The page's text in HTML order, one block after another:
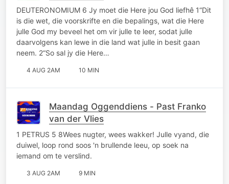
DEUTERONOMIUM 6 Jy moet die Here jou God liefhê 1“Dit
is die wet, die voorskrifte en die bepalings, wat die Here
julle God my beveel het om vir julle te leer, sodat julle
daarvolgens kan lewe in die land wat julle in besit gaan
neem. 2“So sal jy die Here…
4 AUG 2AM 10 MIN
Maandag Oggenddiens - Past Franko
van der Vlies
1 PETRUS 5 8Wees nugter, wees wakker! Julle vyand, die
duiwel, loop rond soos 'n brullende leeu, op soek na
iemand om te verslind.
3 AUG 2AM 9 MIN